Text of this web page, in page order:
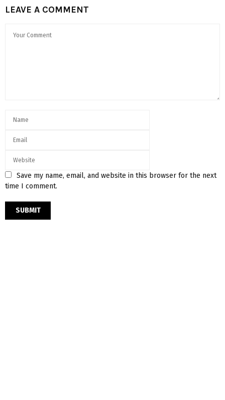
LEAVE A COMMENT
Save my name, email, and website in this browser for the next
time I comment.